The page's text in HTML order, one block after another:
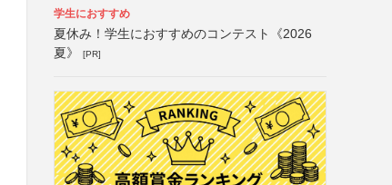
学生におすすめ
夏休み！学生におすすめのコンテスト《2026
夏》
[PR]